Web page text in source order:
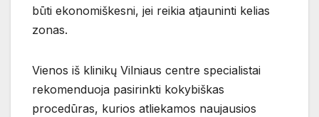
būti ekonomiškesni, jei reikia atjauninti kelias
zonas.
Vienos iš klinikų Vilniaus centre specialistai
rekomenduoja pasirinkti kokybiškas
procedūras, kurios atliekamos naujausios